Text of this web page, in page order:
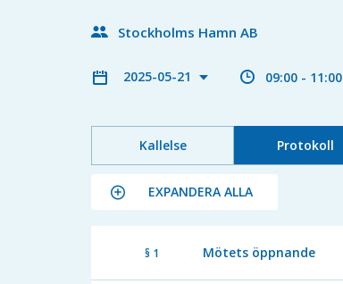
Stockholms Hamn AB
2025-05-21 09:00 - 11:00
Kallelse Protokoll
EXPANDERA ALLA
§ 1 Mötets öppnande